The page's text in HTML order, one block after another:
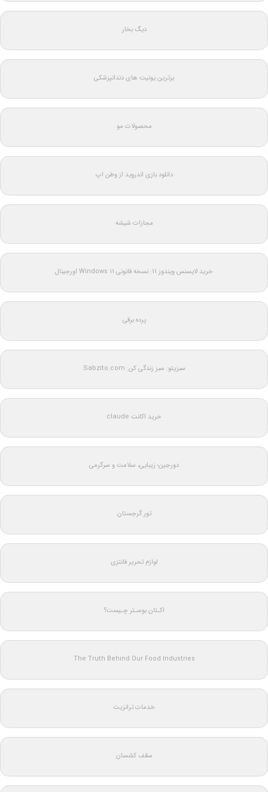
دیگ بخار
برترین یونیت های دندانپزشکی
محصولات مو
دانلود بازی اندروید از وطن اپ
مجازات شیشه
خرید لایسنس ویندوز 11: نسخه قانونی Windows 11 اورجینال
پرده برقی
سبزیتو: سبز زندگی کن: Sabzito.com
خرید اکانت claude
دورجین؛ زیبایی، سلامت و سرگرمی
تور گرجستان
لوازم تحریر فانتزی
اکـتان بوسـتر چـیست؟
The Truth Behind Our Food Industries
خدمات ترانزیت
سقف کشسان